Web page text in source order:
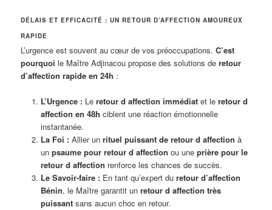
DÉLAIS ET EFFICACITÉ : UN RETOUR D’AFFECTION AMOUREUX
RAPIDE
L’urgence est souvent au cœur de vos préoccupations.C’est
pourquoi le Maître Adjinacou propose des solutions deretour
d’affection rapide en 24h :
L’Urgence :Le retour d affection immédiatet le retour d
affection en 48h ciblent une réaction émotionnelle
instantanée.
La Foi :Allier un rituel puissant de retour d affection à
un psaume pour retour d affection ou une prière pour le
retour d affection renforce les chances de succès.
Le Savoir-faire :En tant qu’expert du retour d’affection
Bénin, le Maître garantit un retour d affection très
puissantsans aucun choc en retour.